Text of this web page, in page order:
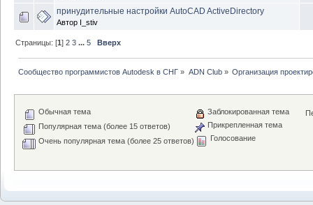
принудительные настройки AutoCAD ActiveDirectory
Автор I_stiv
Страницы: [1]2 3 ...5 Вверх
Сообщество программистов Autodesk в СНГ » ADN Club» Организация
Обычная тема
Популярная тема (более 15 ответов)
Очень популярная тема (более 25 ответов)
Заблокированная тема
Прикрепленная тема
Голосование